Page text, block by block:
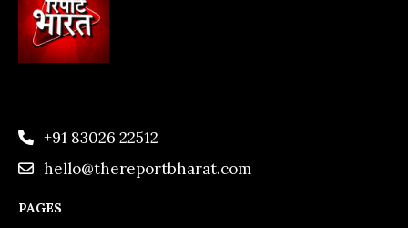
+91 83026 22512
hello@thereportbharat.com
PAGES